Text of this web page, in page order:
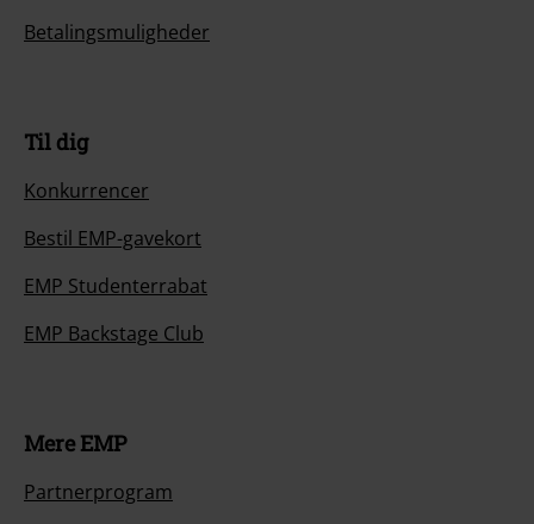
Betalingsmuligheder
Til dig
Konkurrencer
Bestil EMP-gavekort
EMP Studenterrabat
EMP Backstage Club
Mere EMP
Partnerprogram